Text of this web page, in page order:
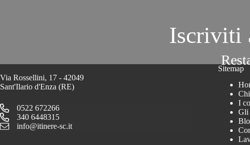
Iscriviti
Via Rossellini, 17 - 42049
Sant'Ilario d'Enza (RE)
0522 672266
340 6448315
info@itinere-sc.it
Sitemap
I
Gli